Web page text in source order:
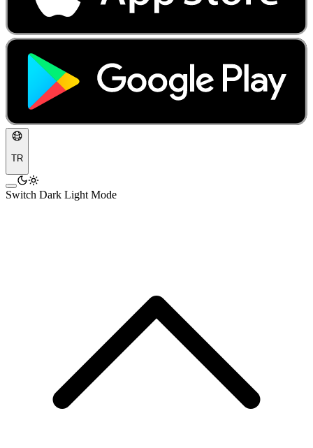
TR
Switch Dark Light Mode